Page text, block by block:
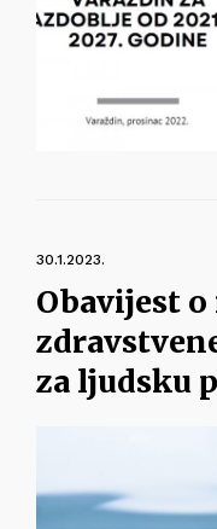
30.1.2023.
Obavijest
za ljudsku